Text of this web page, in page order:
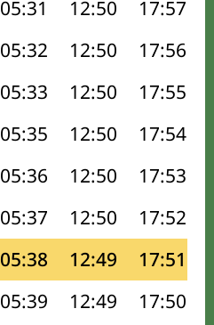
05:31 12:50 17:57
05:32 12:50 17:56
05:33 12:50 17:55
05:35 12:50 17:54
05:36 12:50 17:53
05:37 12:50 17:52
05:38 12:49 17:51
05:39 12:49 17:50